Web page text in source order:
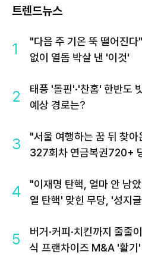
트렌드뉴스
1
"다음 주 기온 뚝 떨어진
없이 열돔 박살 낸 '이것'
2
태풍 '돌핀'·'찬홈' 한반도
예상 경로는?
3
"서울 여행하는 꿈 뒤 찾
327회차 연금복권720+
4
"이재명 탄핵, 얼마 안 남
열 탄핵' 맞힌 무당, '성지
5
버거·커피·치킨까지 줄줄
식 프랜차이즈 M&A '활기'